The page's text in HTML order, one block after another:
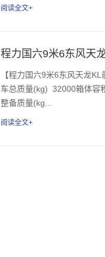
阅读全文+
程力国六9米6东风天
【程力国六9米6东风天龙
车总质量(kg) 32000箱体容
整备质量(kg...
阅读全文+